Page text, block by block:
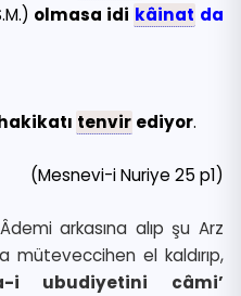
olmasa idi kâinat da
tenvir ediyor.
(Mesnevi-i Nuriye 25 p1)
arkasına alıp şu Arz
müteveccihen el kaldırıp,
i ubudiyetini câmi’